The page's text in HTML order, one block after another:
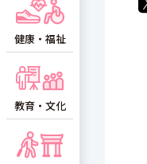
健康・福祉
教育・文化